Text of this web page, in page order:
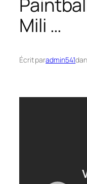
Mili …
Écrit paradmin541